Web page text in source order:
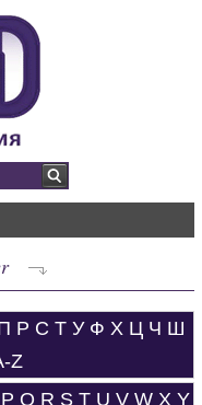
Р С Т У Ф Х Ц Ч Ш
Z
P Q R S T U V W X Y